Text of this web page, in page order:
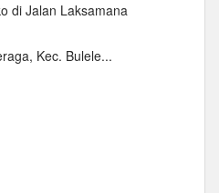
di Jalan Laksamana
Kec. Bulele...